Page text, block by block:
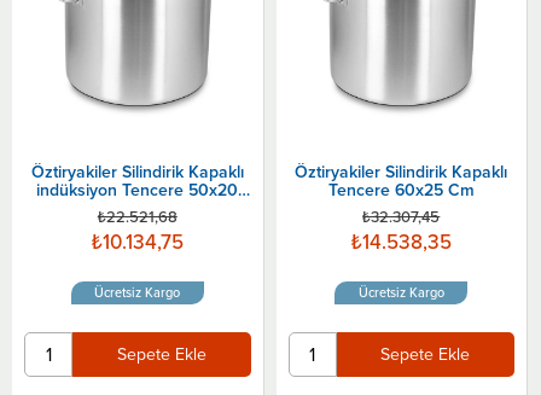
Öztiryakiler Silindirik Kapaklı
indüksiyon Tencere 50x20
Cm
₺10.134,75
₺22.521,68
Sepete Ekle
Ücretsiz Kargo
Öztiryakiler Silindirik Kapaklı
Tencere 60x25 Cm
₺14.538,35
₺32.307,45
Sepete Ekle
Ücretsiz Kargo